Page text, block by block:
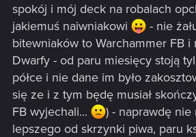
spokój i mój deck na robalach
jakiemuś naiwniakowi
- nie
bitewniaków to Warchammer FB
Dwarfy - od paru miesięcy stoją
półce i nie dane im było
się ze i z tym będę musiał
FB wyjechali...
) - naprawdę nie
lepszego od skrzynki piwa, paru